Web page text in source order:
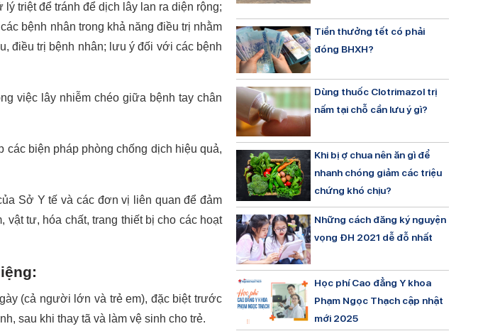
triệt để tránh để dịch lây lan ra diện rộng;
bệnh nhân trong khả năng điều trị nhằm
điều trị bệnh nhân; lưu ý đối với các bệnh
việc lây nhiễm chéo giữa bệnh tay chân
biện pháp phòng chống dịch hiệu quả,
Sở Y tế và các đơn vị liên quan để đảm
vật tư, hóa chất, trang thiết bị cho các hoạt
(cả người lớn và trẻ em), đặc biệt trước
sau khi thay tã và làm vệ sinh cho trẻ.
Tiền thưởng tết có phải
đóng BHXH?
Dùng thuốc Clotrimazol trị
nấm tại chỗ cần lưu ý gì?
Khi bị ợ chua nên ăn gì để
nhanh chóng giảm các triệu
chứng khó chịu?
Những cách đăng ký nguyện
vọng ĐH 2021 dễ đỗ nhất
Học phí Cao đẳng Y khoa
Phạm Ngọc Thạch cập nhật
mới 2025